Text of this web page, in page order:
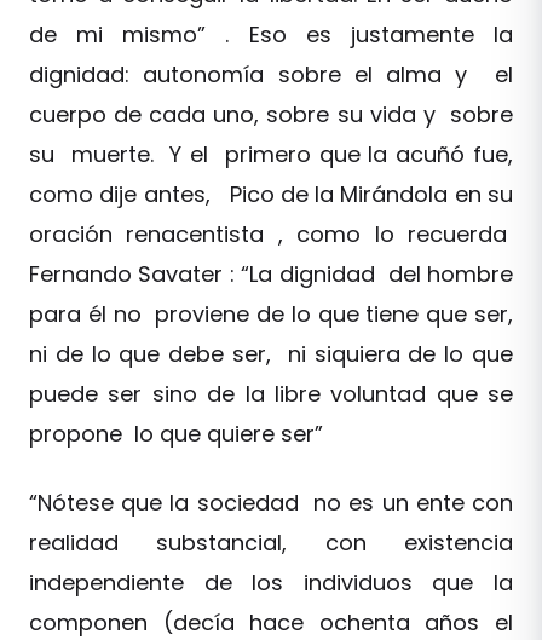
de mi mismo” . Eso es justamente la
dignidad: autonomía sobre el alma y el
cuerpo de cada uno, sobre su vida y sobre
su muerte. Y el primero que la acuñó fue,
como dije antes, Pico de la Mirándola en su
oración renacentista , como lo recuerda
Fernando Savater : “La dignidad del hombre
para él no proviene de lo que tiene que ser,
ni de lo que debe ser, ni siquiera de lo que
puede ser sino de la libre voluntad que se
propone lo que quiere ser”
“Nótese que la sociedad no es un ente con
realidad substancial, con existencia
independiente de los individuos que la
componen (decía hace ochenta años el